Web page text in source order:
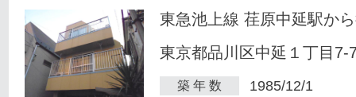
東急池上線 荏原中延駅か
東京都品川区中延１丁目7-
築 年 数 1985/12/1